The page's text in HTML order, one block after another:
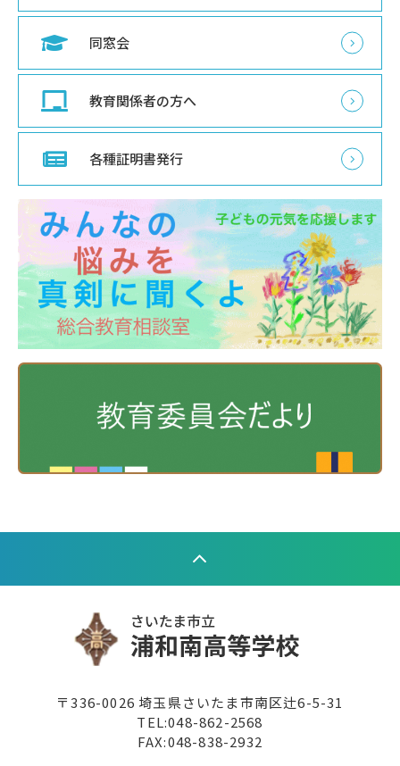
同窓会
教育関係者の方へ
各種証明書発行
〒336-0026 埼玉県さいたま市南区辻6-5-31
TEL:048-862-2568
FAX:048-838-2932